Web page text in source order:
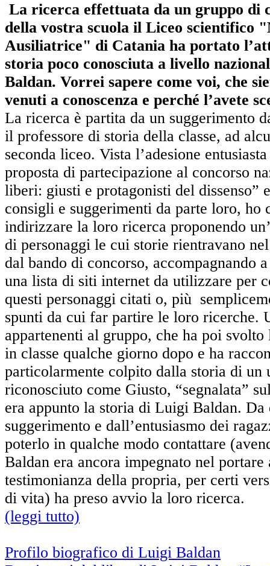
La ricerca effettuata da un gruppo di
della vostra scuola il Liceo scientifico
Ausiliatrice" di Catania ha portato
storia poco conosciuta a livello
Baldan. Vorrei sapere come voi, che
venuti a conoscenza e perché l’avete
La ricerca è partita da un suggerimento
il professore di storia della classe, ad
seconda liceo. Vista l’adesione
proposta di partecipazione al concorso
liberi: giusti e protagonisti del dissenso”
consigli e suggerimenti da parte loro, ho
indirizzare la loro ricerca proponendo
di personaggi le cui storie rientravano
dal bando di concorso, accompagnando
una lista di siti internet da utilizzare per
questi personaggi citati o, più
spunti da cui far partire le loro ricerche.
appartenenti al gruppo, che ha poi
in classe qualche giorno dopo e ha
particolarmente colpito dalla storia di un
riconosciuto come Giusto, “segnalata”
era appunto la storia di Luigi Baldan. Da
suggerimento e dall’entusiasmo dei
poterlo in qualche modo contattare
Baldan era ancora impegnato nel portare
testimonianza della propria, per certi
di vita) ha preso avvio la loro ricerca.
(leggi tutto)
Profilo biografico di Luigi Baldan